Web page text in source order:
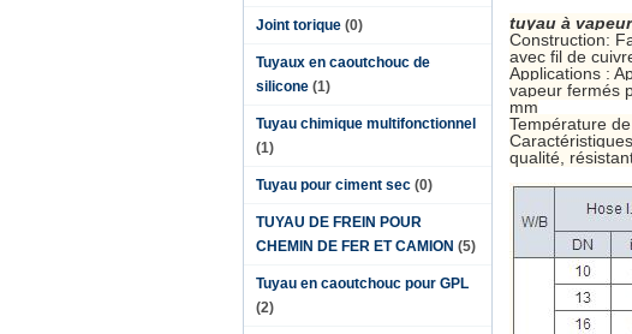
Joint torique (0)
Tuyaux en caoutchouc de
silicone (1)
Tuyau chimique multifonctionnel
(1)
Tuyau pour ciment sec (0)
TUYAU DE FREIN POUR
CHEMIN DE FER ET CAMION (5)
Tuyau en caoutchouc pour GPL
(2)
tuyau à
Construction:
avec fil de
Applications :
vapeur fermés
mm
Température
qualité,